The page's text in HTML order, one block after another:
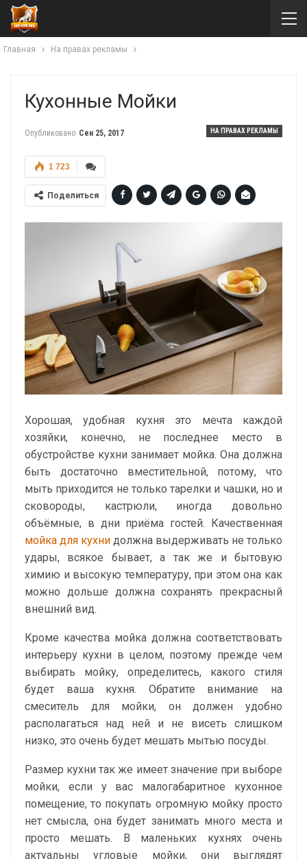
Главная На правах рекламы
Кухонные Мойки
НА ПРАВАХ РЕКЛАМЫ
Опубликовано Сен 25, 2017
1 723
Поделиться
Хорошая, удобная кухня это мечта каждой
хозяйки, конечно, не последнее место в
обустройстве кухни занимает мойка. Она должна
быть достаточно вместительной, потому, что
мыть приходится не только тарелки и чашки, но и
сковороды, кастрюли, иногда довольно
объёмные, в дни приёма гостей. Качественная
мойка для кухни должна выдерживать не только
удары, всякое бывает, а так же и бытовую
химию и высокую температуру, при этом она как
можно дольше должна сохранять прекрасный
внешний вид.
Кроме качества мойка должна соответствовать
интерьеру кухни в целом, поэтому прежде чем
выбирать мойку, определитесь, какого стиля
будет ваша кухня. Обратите внимание на
смеситель для мойки, он должен удобно
располагаться над ней и не висеть слишком
низко, это очень будет мешать мытью посуды.
Размер кухни так же имеет значение при выборе
мойки, если у вас малогабаритное кухонное
помещение, то покупать огромную мойку просто
нет смысла, она будет занимать много места и
просто мешать. В маленьких кухнях очень
актуальны угловые мойки, они выглядят